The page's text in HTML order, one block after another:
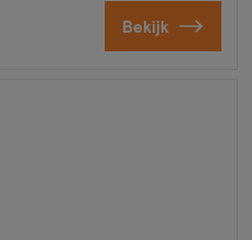
Bekijk